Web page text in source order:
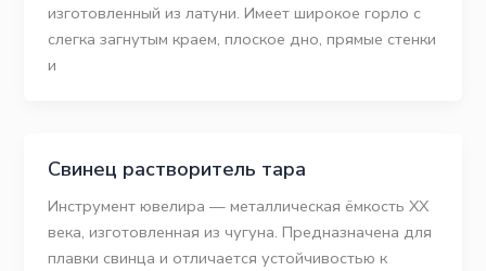
изготовленный из латуни. Имеет широкое горло с
слегка загнутым краем, плоское дно, прямые стенки
и
Свинец растворитель тара
Инструмент ювелира — металлическая ёмкость XX
века, изготовленная из чугуна. Предназначена для
плавки свинца и отличается устойчивостью к